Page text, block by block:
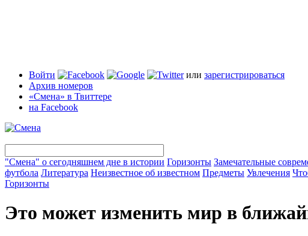
Войти или зарегистрироваться
Архив номеров
«Смена» в Твиттере
на Facebook
"Смена" о сегодняшнем дне в истории Горизонты Замечательные
футбола Литература Неизвестное об известном Предметы Увлечения
Горизонты
Это может изменить мир в